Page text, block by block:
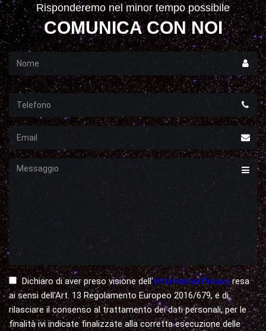
Risponderemo nel minor tempo possibile
COMUNICA CON NOI
Nome
Email
Messaggio
Dichiaro di aver preso visione dell'Informativa Privacyresa
ai sensi dell'Art. 13 Regolamento Europeo 2016/679, e di
rilasciare il consenso al trattamento dei dati personali, per le
finalità ivi indicate finalizzate alla corretta esecuzione delle